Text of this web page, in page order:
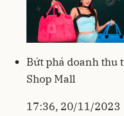
Bứt phá doanh thu
Shop Mall
17:36, 20/11/2023